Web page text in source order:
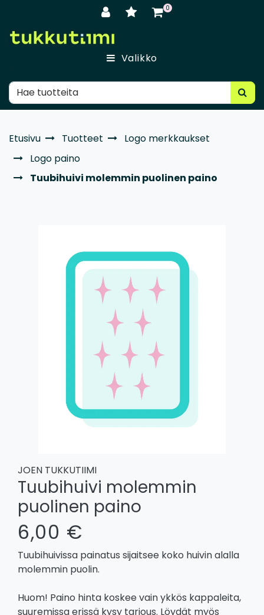
0
Valikko
Etusivu Tuotteet
Logo merkkaukset
Logo paino
Tuubihuivi molemmin puolinen paino
JOEN TUKKUTIIMI
Tuubihuivi molemmin
puolinen paino
6,00 €
Tuubihuivissa painatus sijaitsee koko huivin alalla
molemmin puolin.
Huom! Paino hinta koskee vain ykkös kappaleita,
suuremissa erissä kysy tarjous. Löydät myös